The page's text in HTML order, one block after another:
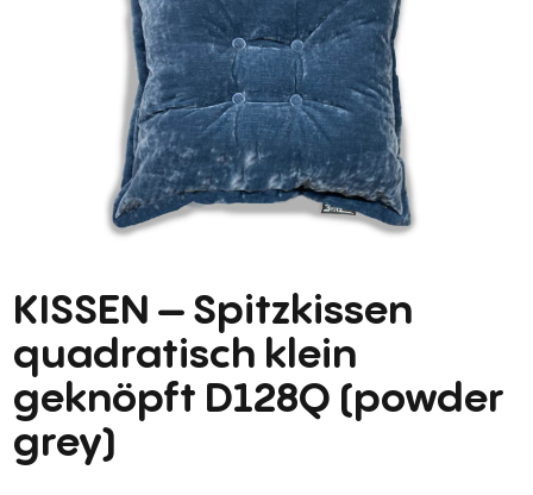
KISSEN – Spitzkissen
quadratisch klein
geknöpft D128Q (powder
grey)